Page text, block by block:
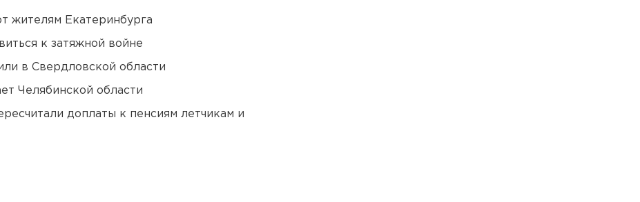
жителям Екатеринбурга
к затяжной войне
в Свердловской области
Челябинской области
доплаты к пенсиям летчикам и